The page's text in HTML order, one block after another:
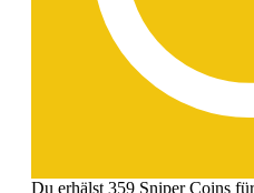
Du erhälst 359 Sniper Coins